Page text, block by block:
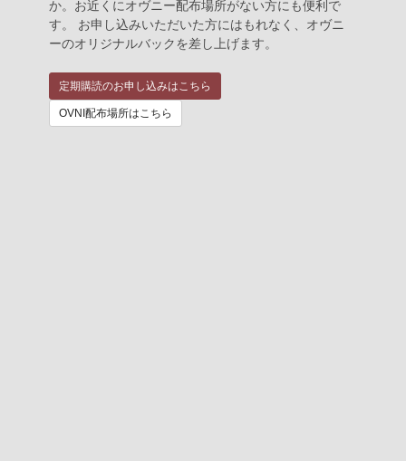
か。お近くにオヴニー配布場所がない方にも便利で
す。 お申し込みいただいた方にはもれなく、オヴニ
ーのオリジナルバックを差し上げます。
定期購読のお申し込みはこちら
OVNI配布場所はこちら